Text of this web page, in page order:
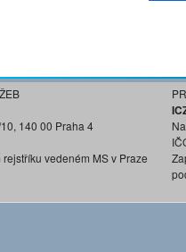
140 00 Praha 4
vedeném MS v Praze